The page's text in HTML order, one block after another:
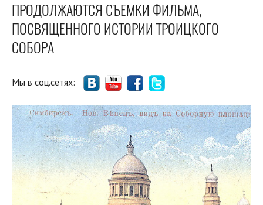
ПРОДОЛЖАЮТСЯ СЪЕМКИ ФИЛЬМА,
ПОСВЯЩЕННОГО ИСТОРИИ ТРОИЦКОГО
СОБОРА
Мы в соц.сетях: